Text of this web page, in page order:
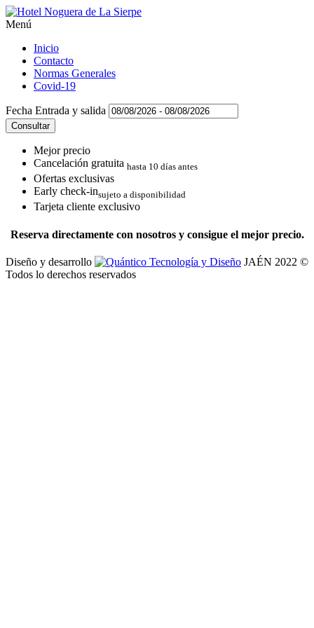
Menú
Inicio
Contacto
Normas Generales
Covid-19
Fecha Entrada y salida
Mejor precio
Cancelación gratuita hasta 10 días antes
Ofertas exclusivas
Early check-insujeto a disponibilidad
Tarjeta cliente exclusivo
Reserva directamente con nosotros y consigue el mejor precio.
Diseño y desarrollo
JAÉN 2022 ©
Todos lo derechos reservados